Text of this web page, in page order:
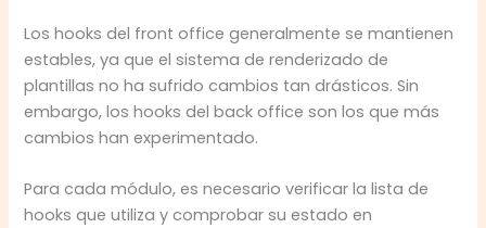
Los hooks del front office generalmente se mantienen
estables, ya que el sistema de renderizado de
plantillas no ha sufrido cambios tan drásticos. Sin
embargo, los hooks del back office son los que más
cambios han experimentado.
Para cada módulo, es necesario verificar la lista de
hooks que utiliza y comprobar su estado en